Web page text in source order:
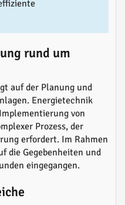
rund um
auf der Planung und
Energietechnik
von
Prozess, der
erfordert. Im Rahmen
die Gegebenheiten und
eingegangen.